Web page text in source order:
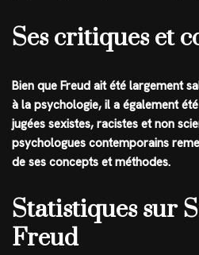
Ses critiques et
Bien que Freud ait été largement
à la psychologie, il a également
jugées sexistes, racistes et non
psychologues contemporains
de ses concepts et méthodes.
Statistiques sur
Freud